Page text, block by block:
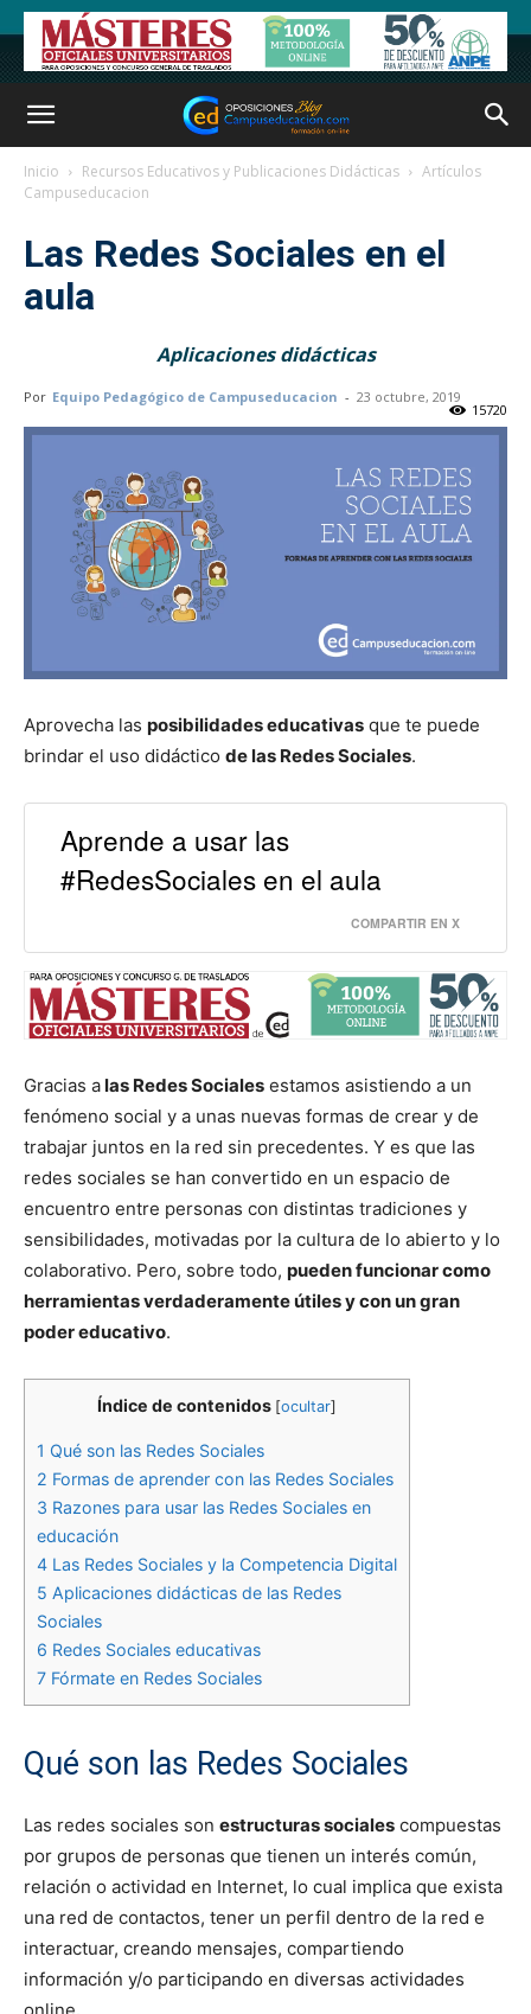
Inicio Recursos Educativos y Publicaciones Didácticas
Artículos
Campuseducacion
Las Redes Sociales en el
aula
Aplicaciones didácticas
Por Equipo Pedagógico de Campuseducacion - 23 octubre, 2019
15720
Aprovecha las posibilidades educativas que te puede
brindar el uso didáctico de las Redes Sociales.
Aprende a usar las
#RedesSociales en el aula
COMPARTIR EN X
Gracias alas Redes Sociales estamos asistiendo a un
fenómeno social y a unas nuevas formas de crear y de
trabajar juntos en la red sin precedentes. Y es que las
redes sociales se han convertido en un espacio de
encuentro entre personas con distintas tradiciones y
sensibilidades, motivadas por la cultura de lo abierto y lo
colaborativo. Pero, sobre todo, pueden funcionar como
herramientas verdaderamente útiles y con un gran
poder educativo.
Índice de contenidos [ocultar]
1 Qué son las Redes Sociales
2 Formas de aprender con las Redes Sociales
3 Razones para usar las Redes Sociales en
educación
4 Las Redes Sociales y la Competencia Digital
5 Aplicaciones didácticas de las Redes
Sociales
6 Redes Sociales educativas
7 Fórmate en Redes Sociales
Qué son las Redes Sociales
Las redes sociales son estructuras sociales compuestas
por grupos de personas que tienen un interés común,
relación o actividad en Internet, lo cual implica que exista
una red de contactos, tener un perfil dentro de la red e
interactuar, creando mensajes, compartiendo
información y/o participando en diversas actividades